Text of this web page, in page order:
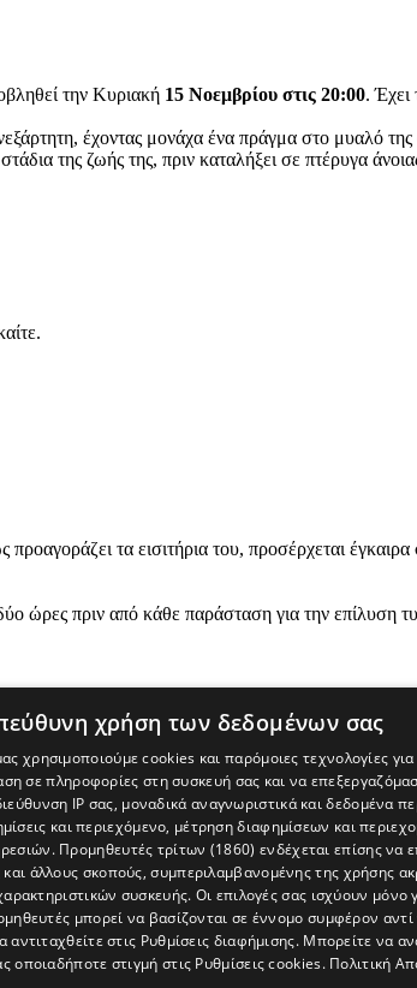
την Κυριακή 15 Νοεμβρίου στις 20:00. Έχει
έχοντας μονάχα ένα πράγμα στο μυαλό
της ζωής της, πριν καταλήξει σε πτέρυγα
τα εισιτήρια του, προσέρχεται
ώρες πριν από κάθε παράσταση για την επίλυση
χρήση των δεδομένων σας
χρησιμοποιούμε cookies και παρόμοιες τεχνολογίες
σε πληροφορίες στη συσκευή σας και να
IP σας, μοναδικά αναγνωριστικά και δεδομένα
και περιεχόμενο, μέτρηση διαφημίσεων και
Προμηθευτές τρίτων (1860) ενδέχεται επίσης να
άλλους σκοπούς, συμπεριλαμβανομένης της χρήσης
συσκευής. Οι επιλογές σας ισχύουν μόνο
μπορεί να βασίζονται σε έννομο συμφέρον αντί
αντιταχθείτε στις Ρυθμίσεις διαφήμισης. Μπορείτε να
οποιαδήποτε στιγμή στις Ρυθμίσεις cookies. Πολιτική